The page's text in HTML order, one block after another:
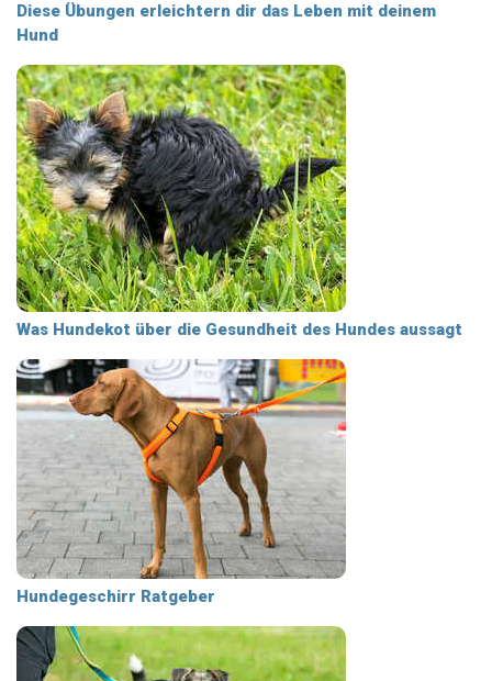
Diese Übungen erleichtern dir das Leben mit deinem
Hund
Was Hundekot über die Gesundheit des Hundes aussagt
Hundegeschirr Ratgeber